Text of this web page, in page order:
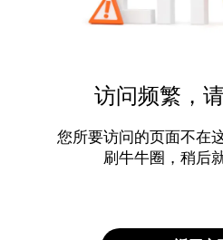
访问频繁，
您所要访问的页面不在
刷牛牛圈，稍后